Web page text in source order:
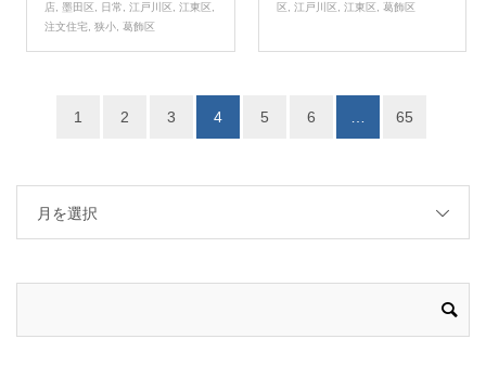
店 ,墨田区 日常 ,江戸川区 ,江東区
注文住宅
,狭小 ,葛飾区
区
江戸川区 江東区 葛飾区
1 2 3 4 5 6 65
月を選択